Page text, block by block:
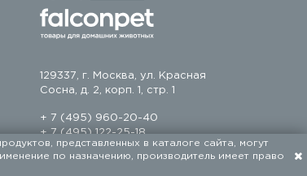
129337, г. Москва, ул. Красная
Сосна, д. 2, корп. 1, стр. 1
+ 7 (495) 960-20-40
+ 7 (495) 122-25-18
Разработка сайта — FACE FAMILY
представленных в каталоге сайта, могут
по назначению, производитель имеет право